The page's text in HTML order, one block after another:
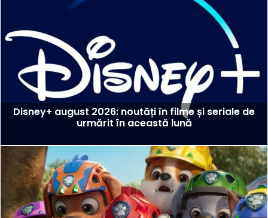
Disney+ august 2026: noutăți în filme și seriale de
urmărit în această lună